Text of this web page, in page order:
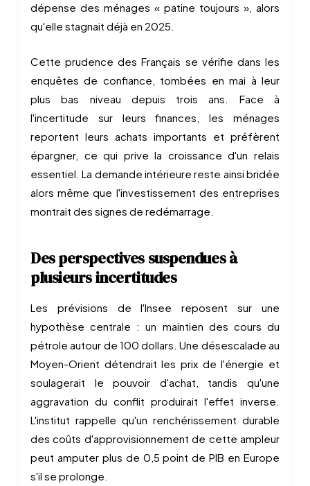
dépense des ménages « patine toujours », alors
qu'elle stagnait déjà en 2025.
Cette prudence des Français se vérifie dans les
enquêtes de confiance, tombées en mai à leur
plus bas niveau depuis trois ans. Face à
l'incertitude sur leurs finances, les ménages
reportent leurs achats importants et préfèrent
épargner, ce qui prive la croissance d'un relais
essentiel. La demande intérieure reste ainsi bridée
alors même que l'investissement des entreprises
montrait des signes de redémarrage.
Des perspectives suspendues à
plusieurs incertitudes
Les prévisions de l'Insee reposent sur une
hypothèse centrale : un maintien des cours du
pétrole autour de 100 dollars. Une désescalade au
Moyen-Orient détendrait les prix de l'énergie et
soulagerait le pouvoir d'achat, tandis qu'une
aggravation du conflit produirait l'effet inverse.
L'institut rappelle qu'un renchérissement durable
des coûts d'approvisionnement de cette ampleur
peut amputer plus de 0,5 point de PIB en Europe
s'il se prolonge.